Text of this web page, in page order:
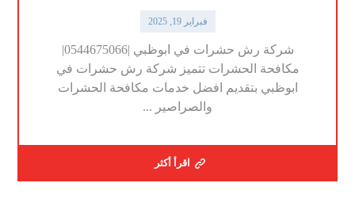
فبراير 19, 2025
شركة رش حشرات في ابوظبي |0544675066|
مكافحة الحشرات تتميز شركة رش حشرات في
ابوظبي بتقديم افضل خدمات مكافحة الحشرات
والصراصير ...
اقرأ أكثر